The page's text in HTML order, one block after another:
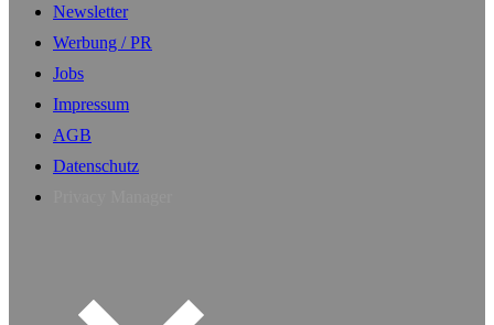
Newsletter
Werbung / PR
Jobs
Impressum
AGB
Datenschutz